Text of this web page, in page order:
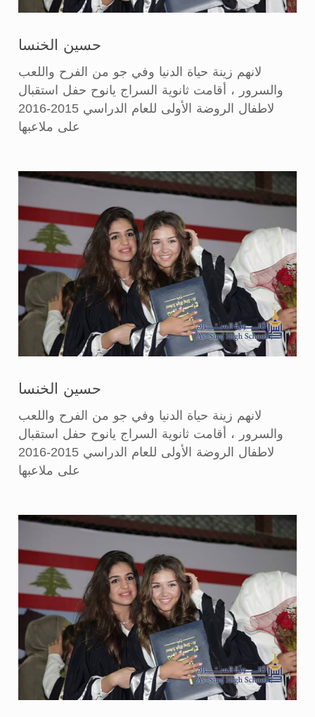
حسين الخنسا
لانهم زينة حياة الدنيا وفي جو من الفرح واللعب
والسرور ، أقامت ثانوية السراج يانوح حفل استقبال
لاطفال الروضة الأولى للعام الدراسي 2015-2016
على ملاعبها
حسين الخنسا
لانهم زينة حياة الدنيا وفي جو من الفرح واللعب
والسرور ، أقامت ثانوية السراج يانوح حفل استقبال
لاطفال الروضة الأولى للعام الدراسي 2015-2016
على ملاعبها